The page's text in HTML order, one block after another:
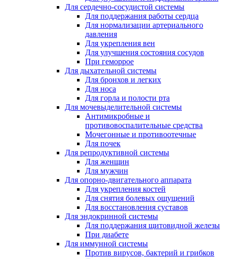
Для сердечно-сосудистой системы
Для поддержания работы сердца
Для нормализации артериального
давления
Для укрепления вен
Для улучшения состояния сосудов
При геморрое
Для дыхательной системы
Для бронхов и легких
Для носа
Для горла и полости рта
Для мочевыделительной системы
Антимикробные и
противовоспалительные средства
Мочегонные и противоотечные
Для почек
Для репродуктивной системы
Для женщин
Для мужчин
Для опорно-двигательного аппарата
Для укрепления костей
Для снятия болевых ощущений
Для восстановления суставов
Для эндокринной системы
Для поддержания щитовидной железы
При диабете
Для иммунной системы
Против вирусов, бактерий и грибков